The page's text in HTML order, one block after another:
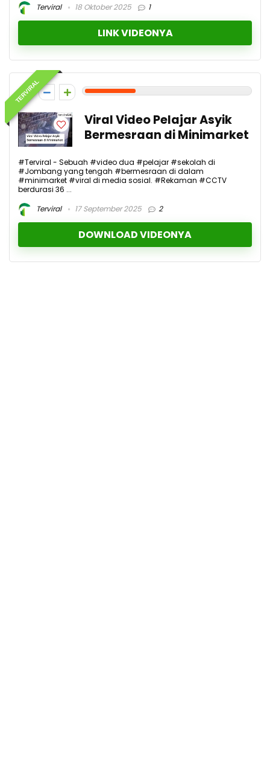
Terviral
18 Oktober 2025 1
LINK VIDEONYA
TERVIRAL
3
Viral Video Pelajar Asyik
Bermesraan di Minimarket
#Terviral - Sebuah #video dua #pelajar #sekolah di
#Jombang yang tengah #bermesraan di dalam
#minimarket #viral di media sosial. #Rekaman #CCTV
berdurasi 36 ...
Terviral
17 September 2025 2
DOWNLOAD VIDEONYA